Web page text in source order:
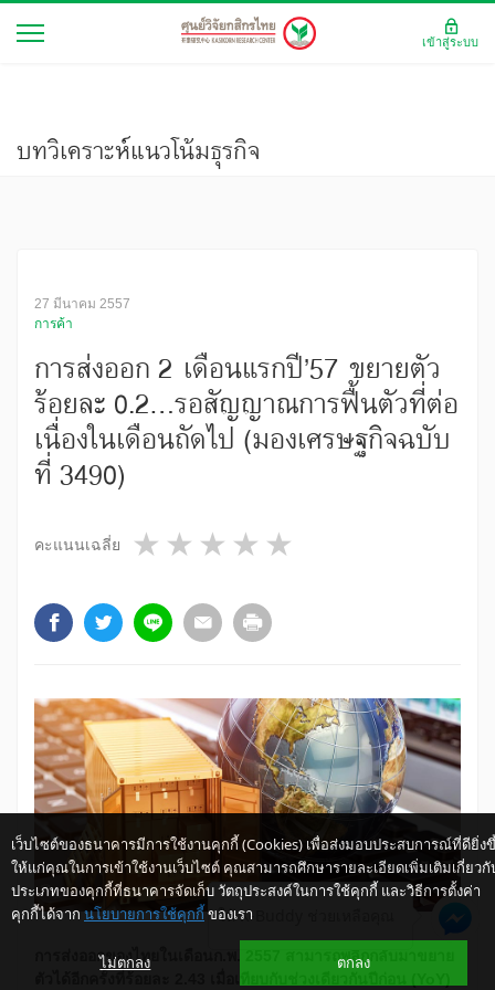
บทวิเคราะห์แนวโน้มธุรกิจ
27 มีนาคม 2557
การค้า
การส่งออก 2 เดือนแรกปี’57 ขยายตัว
ร้อยละ 0.2...รอสัญญาณการฟื้นตัวที่ต่อ
เนื่องในเดือนถัดไป (มองเศรษฐกิจฉบับ
ที่ 3490)
คะแนนเฉลี่ย 4 stars
3 stars
2 stars
1 star
การส่งออกของไทยในเดือนก.พ. 2557 สามารถพลิกกลับมาขยาย
เว็บไซต์ของธนาคารมีการใช้งานคุกกี้ (Cookies) เพื่อส่งมอบประสบการณ์ที่ดียิ่ง
ให้แก่คุณในการเข้าใช้งานเว็บไซต์ คุณสามารถศึกษารายละเอียดเพิ่มเติมเกี่ยวกั
ประเภทของคุกกี้ที่ธนาคารจัดเก็บ วัตถุประสงค์ในการใช้คุกกี้ และวิธีการตั้งค่า
คุกกี้ได้จาก นโยบายการใช้คุกกี้ ของเรา
ไม่ตกลง ตกลง
เข้าสู่ระบบ
ให้ K-Buddy ช่วยเหลือคุณ